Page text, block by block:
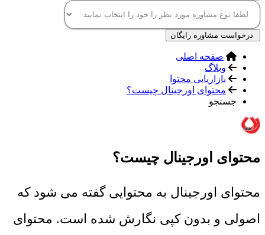
درخواست مشاوره رایگان
صفحه اصلی
وبلاگ
بازاریابی محتوا
محتوای اورجینال چیست؟
جستجو
محتوای اورجینال چیست؟
محتوای اورجینال به محتوایی گفته می شود که
اصولی و بدون کپی نگارش شده است. محتوای